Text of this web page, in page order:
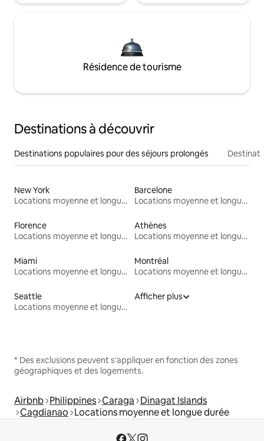
Résidence de tourisme
Destinations à découvrir
Destinations populaires pour des séjours prolongés
New York
Locations moyenne et longue durée
Barcelone
Locations moyenne et longue durée
Florence
Locations moyenne et longue durée
Athènes
Locations moyenne et longue durée
Miami
Locations moyenne et longue durée
Montréal
Locations moyenne et longue durée
Seattle
Locations moyenne et longue durée
Afficher plus
* Des exclusions peuvent s'appliquer en fonction des zones
géographiques et des logements.
Airbnb Philippines Caraga Dinagat Islands
Cagdianao Locations moyenne et longue durée